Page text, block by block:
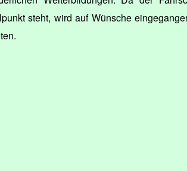
steht, wird auf Wünsche